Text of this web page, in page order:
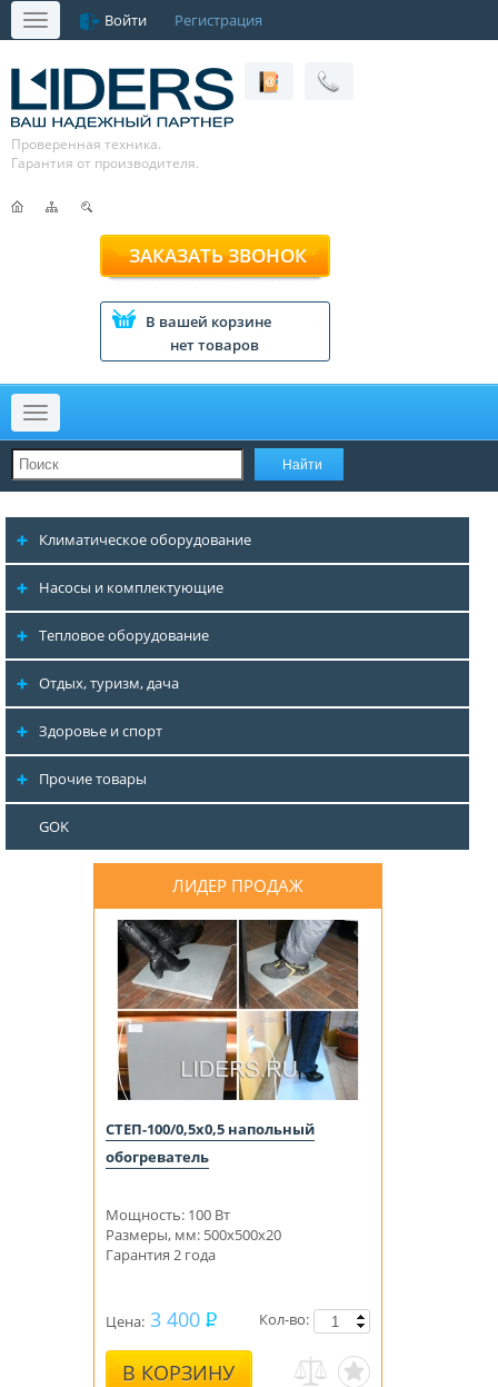
Меню Войти Регистрация
Проверенная техника.
Гарантия от производителя.
ЗАКАЗАТЬ ЗВОНОК
В вашей корзине
нет товаров
Меню
Климатическое оборудование
Насосы и комплектующие
Тепловое оборудование
Отдых, туризм, дача
Здоровье и спорт
Прочие товары
GOK
ЛИДЕР ПРОДАЖ
СТЕП-100/0,5х0,5 напольный
обогреватель
Мощность: 100 Вт
Размеры, мм: 500x500x20
Гарантия 2 года
Цена: 3 400
В КОРЗИНУ
Кол-во: